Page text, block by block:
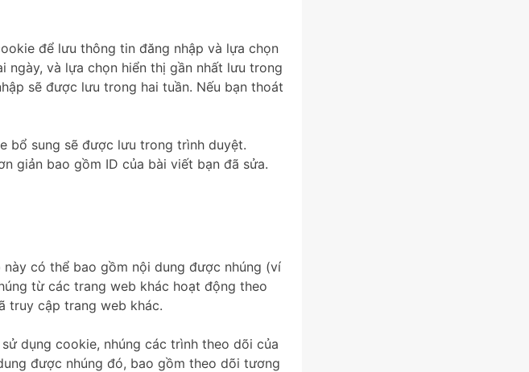
để lưu thông tin đăng nhập và lựa chọn
ngày, và lựa chọn hiển thị gần nhất lưu trong
sẽ được lưu trong hai tuần. Nếu bạn thoát
bổ sung sẽ được lưu trong trình duyệt.
giản bao gồm ID của bài viết bạn đã sửa.
có thể bao gồm nội dung được nhúng (ví
từ các trang web khác hoạt động theo
truy cập trang web khác.
dụng cookie, nhúng các trình theo dõi của
được nhúng đó, bao gồm theo dõi tương